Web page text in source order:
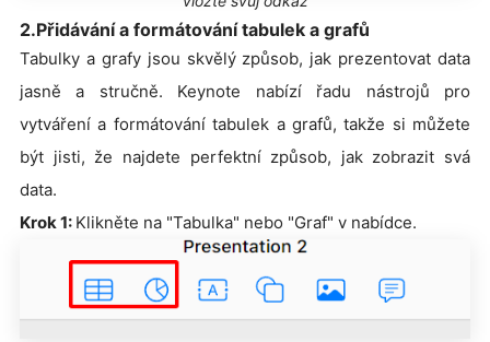
2.Přidávání a formátování tabulek a grafů
Tabulky a grafy jsou skvělý způsob, jak prezentovat data
jasně a stručně. Keynote nabízí řadu nástrojů pro
vytváření a formátování tabulek a grafů, takže si můžete
být jisti, že najdete perfektní způsob, jak zobrazit svá
data.
Krok 1: Klikněte na "Tabulka" nebo "Graf" v nabídce.